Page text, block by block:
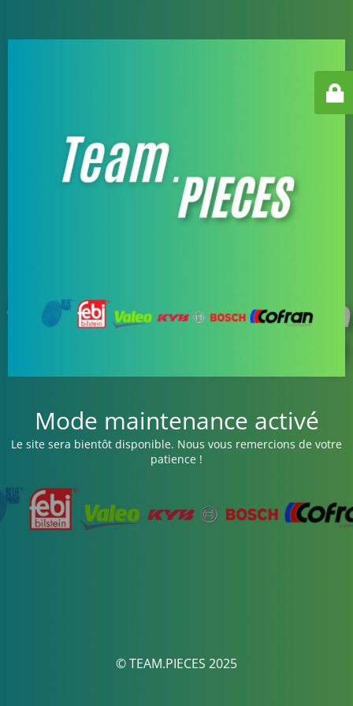
Mode maintenance activé
Le site sera bientôt disponible. Nous vous remercions de votre
patience !
© TEAM.PIECES 2025